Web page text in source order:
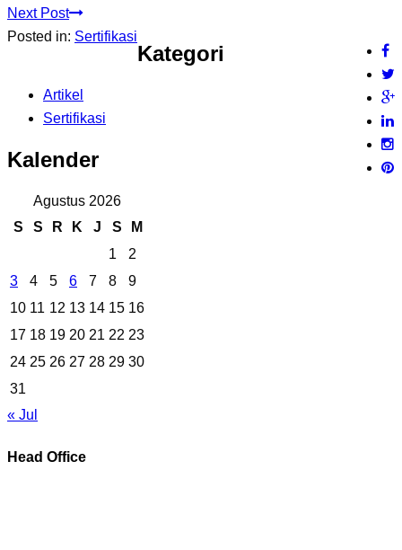
Next Post
Posted in: Sertifikasi
Kategori
Artikel
Sertifikasi
Kalender
Agustus 2026
S
S R K J S
M
1
2
3
4 5 6 7 8
9
10 11 12 13 14 15 16
17 18 19 20 21 22 23
24 25 26 27 28 29 30
31
« Jul
Head Office